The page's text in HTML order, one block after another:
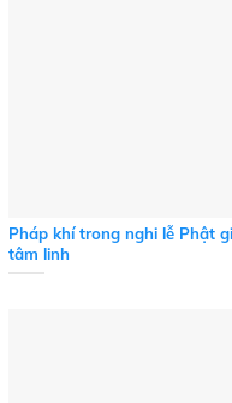
Pháp khí trong nghi lễ Phật
tâm linh